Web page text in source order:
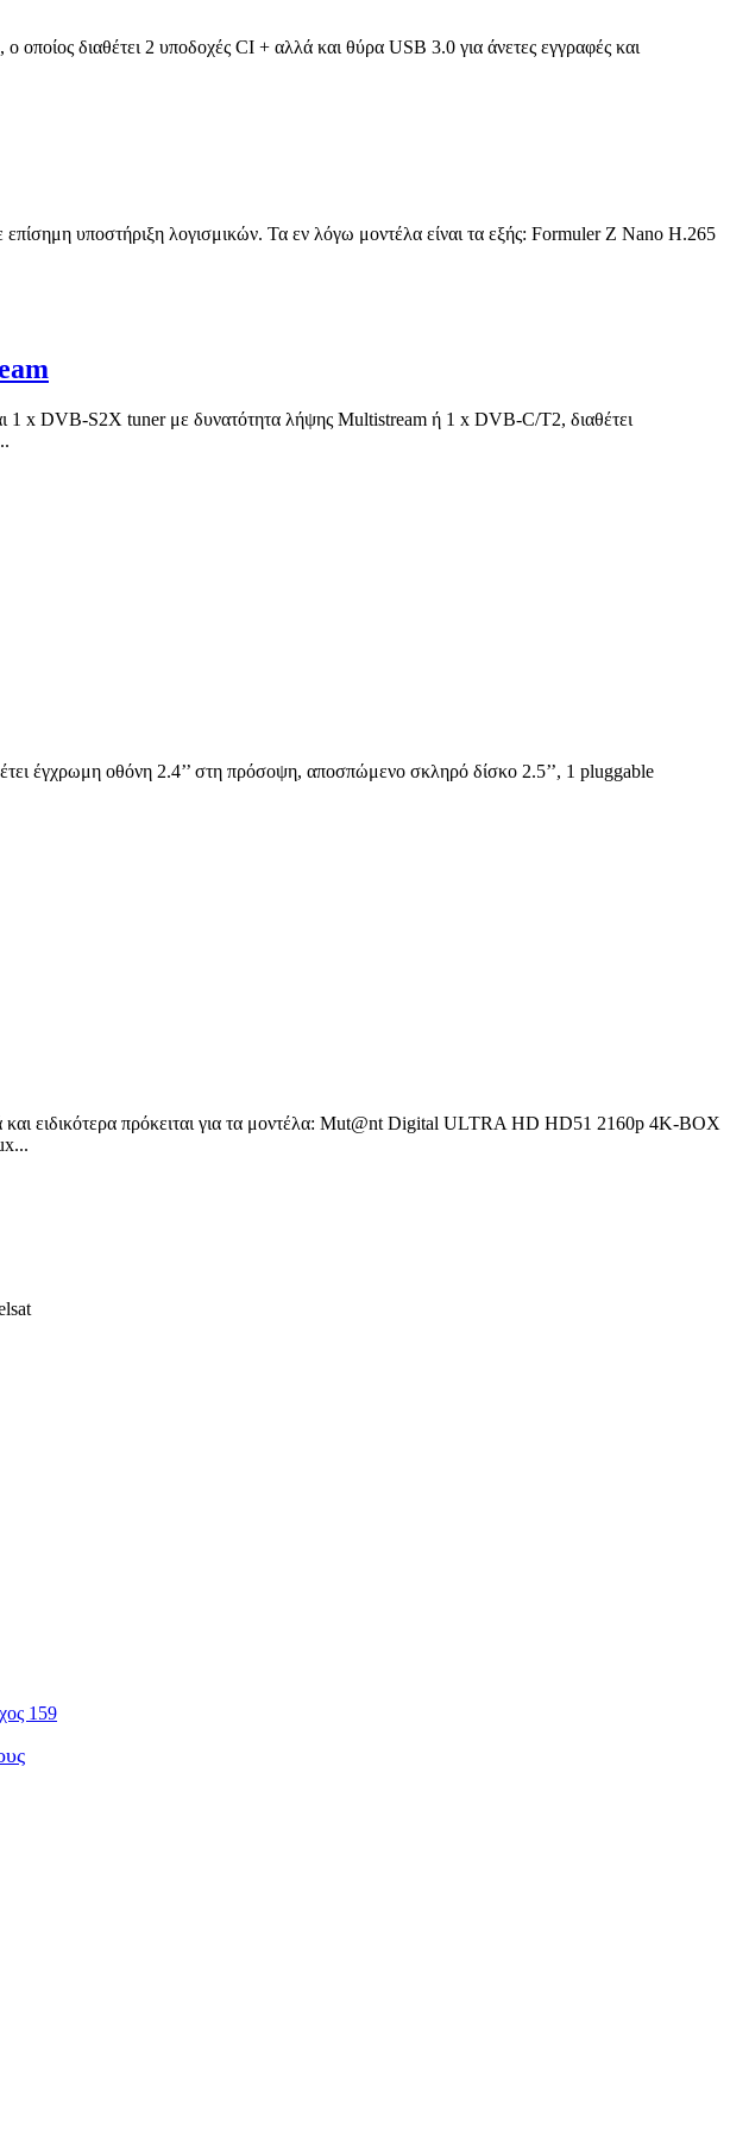
οποίος διαθέτει 2 υποδοχές CI + αλλά και θύρα USB 3.0 για άνετες εγγραφές και
υποστήριξη λογισμικών. Τα εν λόγω μοντέλα είναι τα εξής: Formuler Z Nano H.265
1 x DVB-S2X tuner με δυνατότητα λήψης Multistream ή 1 x DVB-C/T2, διαθέτει
έγχρωμη οθόνη 2.4’’ στη πρόσοψη, αποσπώμενο σκληρό δίσκο 2.5’’, 1 pluggable
ειδικότερα πρόκειται για τα μοντέλα: Mut@nt Digital ULTRA HD HD51 2160p 4K-BOX